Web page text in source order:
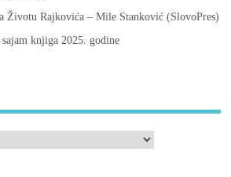
Životu Rajkovića – Mile Stanković (SlovoPres)
knjiga 2025. godine